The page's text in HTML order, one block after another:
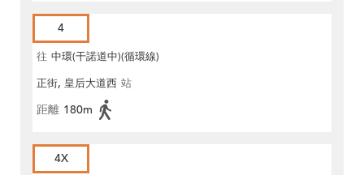
4
往 中環(干諾道中)(循環線)
正街, 皇后大道西 站
距離 180m
4X